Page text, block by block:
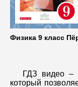
Физика 9 класс
ГДЗ видео –
который